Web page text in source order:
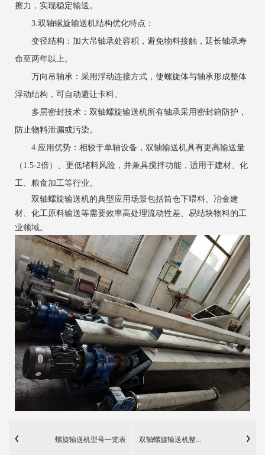
擦力，实现稳定输送。‌
3‌.双轴螺旋输送机结构优化特点‌：
‌变径结构‌：加大吊轴承处容积，避免物料接触，延长轴承寿
命至两年以上。‌
‌万向吊轴承‌：采用浮动连接方式，使螺旋体与轴承形成整体
浮动结构，可自动避让卡料。
‌多层密封技术‌：双轴螺旋输送机所有轴承采用密封箱防护，
防止物料泄漏或污染。
‌4.应用优势‌：相较于单轴设备，双轴输送机具有更高输送量
（1.5-2倍）、更低堵料风险，并兼具搅拌功能，适用于建材、化
工、粮食加工等行业。‌
双轴螺旋输送机的典型应用场景包括筒仓下喂料、冶金建
材、化工原料输送等需要效率高处理流动性差、易结块物料的工
业领域。‌
螺旋输送机型号一览表 双轴螺旋输送机整...